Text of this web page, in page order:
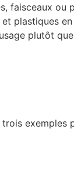
faisceaux ou
plastiques
plutôt
exemples